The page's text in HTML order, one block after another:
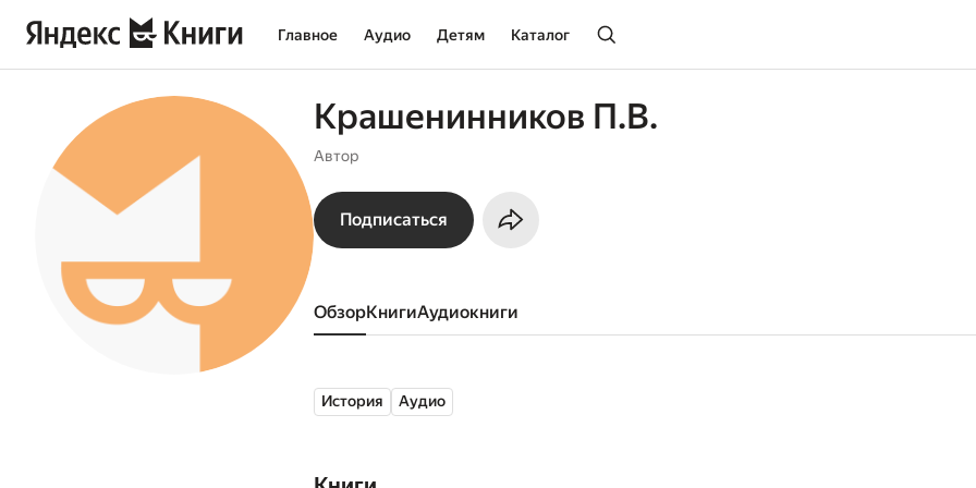
Главное Аудио Детям Каталог
Крашенинников П.В.
Автор
Подписаться
Обзор книги аудиокниги
История Аудио